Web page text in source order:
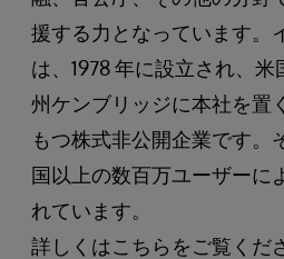
援する力となっています。
は、1978 年に設立され、
州ケンブリッジに本社を置
もつ株式非公開企業です。
国以上の数百万ユーザーに
れています。
詳しくはこちらをご覧くだ